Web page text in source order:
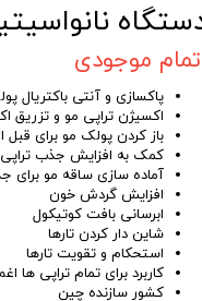
موجودی
پاکسازی و آنتی باکتریال
اکسیژن تراپی مو و تزریق
باز کردن پولک مو برای قبل
کمک به افزایش جذب تراپی
آماده سازی ساقه مو برای
افزایش گردش خون
ابرسانی بافت کوتیکول
شاین دار کردن تارها
استحکام و تقویت تارها
کاربرد برای تمام تراپی ها
کشور سازنده چین